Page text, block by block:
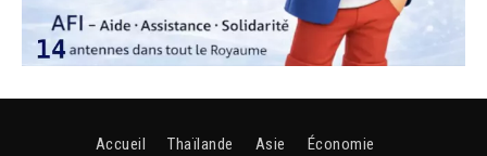
Accueil Thaïlande Asie
Économie